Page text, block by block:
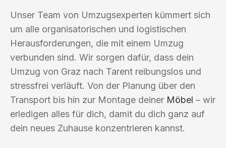
Unser Team von Umzugsexperten kümmert sich
um alle organisatorischen und logistischen
Herausforderungen, die mit einem Umzug
verbunden sind. Wir sorgen dafür, dass dein
Umzug von Graz nach Tarent reibungslos und
stressfrei verläuft. Von der Planung über den
Transport bis hin zur Montage deiner Möbel – wir
erledigen alles für dich, damit du dich ganz auf
dein neues Zuhause konzentrieren kannst.